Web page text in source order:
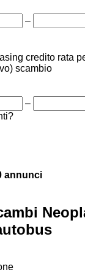
–
credito rata
scambio
–
annunci